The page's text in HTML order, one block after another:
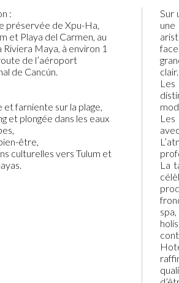
:
préservée de Xpu-Ha,
et Playa del Carmen, au
Maya, à environ 1
de l’aéroport
de Cancún.
et farniente sur la plage,
et plongée dans les eaux
être,
culturelles vers Tulum et
Sur
clair.
Les
La